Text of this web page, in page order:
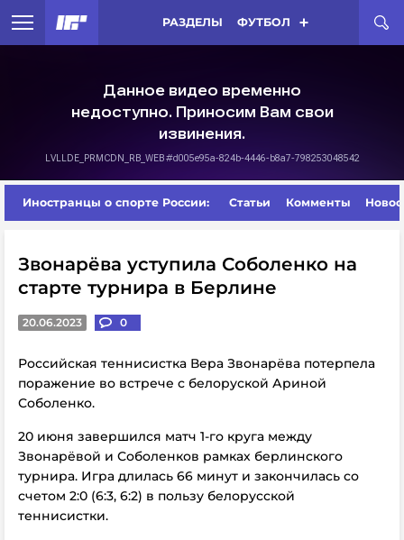
РАЗДЕЛЫ ФУТБОЛ
Иностранцы о спорте России: Статьи Комменты
Звонарёва уступила Соболенко на
старте турнира в Берлине
20.06.2023 0
Российская теннисистка Вера Звонарёва потерпела
поражение во встрече с белоруской Ариной
Соболенко.
20 июня завершился матч 1-го круга между
Звонарёвой и Соболенков рамках берлинского
турнира. Игра длилась 66 минут и закончилась со
счетом 2:0 (6:3, 6:2) в пользу белорусской
теннисистки.